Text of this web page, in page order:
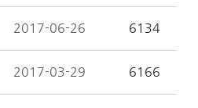
2017-06-26 6134
2017-03-29 6166